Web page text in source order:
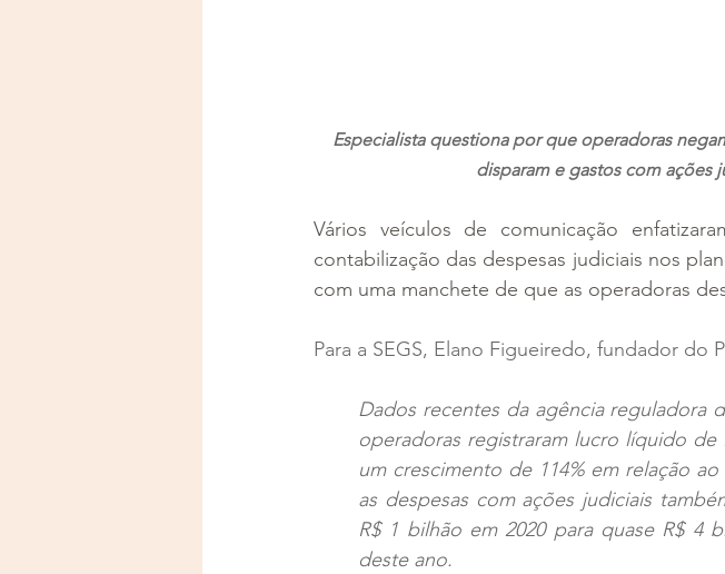
Especialista questiona por que operadoras
disparam e gastos com ações
Vários veículos de comunicação
contabilização das despesas judiciais nos
com uma manchete de que as operadoras
Para a SEGS, Elano Figueiredo, fundador do
Dados recentes da agência reguladora
operadoras registraram lucro líquido
um crescimento de 114% em relação
as despesas com ações judiciais
R$ 1 bilhão em 2020 para quase R$ 4
deste ano.